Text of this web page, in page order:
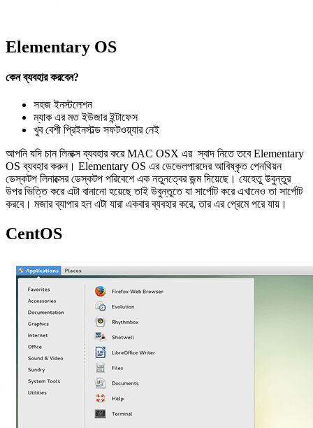
Elementary OS
কেন ব্যবহার করবেন?
সহজ ইনস্টলেশন
ম্যাক এর মত ইউজার ইন্টাফেস
খুব বেশী প্রিইনস্টল্ড সফটওয়্যার নেই
আপনি যদি চান লিনাক্স ব্যবহার করে MAC OSX এর স্বাদ নিতে তবে Elementary
OS ব্যবহার করুন। Elementary OS এর ডেভেলপারদের আবিষ্কৃত পেনথিয়ন
ডেস্কটপ লিনাক্সের ডেস্কটপ পরিবেশে এক নতুনত্বের জন্ম দিয়েছে। যেহেতু উবুন্তুর
উপর ভিত্তি করে এটা বানানো হয়েছে তাই উবুন্তুতে যা সার্পোট করে এখানেও তা সার্পোট
করবে। মজার ব্যাপার হল এটা যারা একবার ব্যবহার করে, তার এর প্রেমে পরে যায়।
CentOS